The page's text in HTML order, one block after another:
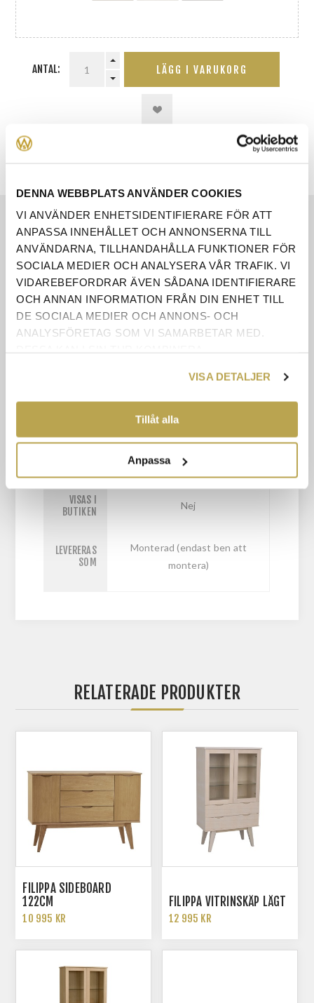
DENNA WEBBPLATS ANVÄNDER COOKIES
VI ANVÄNDER ENHETSIDENTIFIERARE FÖR ATT
ANPASSA INNEHÅLLET OCH ANNONSERNA TILL
ANVÄNDARNA, TILLHANDAHÅLLA FUNKTIONER FÖR
SOCIALA MEDIER OCH ANALYSERA VÅR TRAFIK. VI
VIDAREBEFORDRAR ÄVEN SÅDANA IDENTIFIERARE
OCH ANNAN INFORMATION FRÅN DIN ENHET TILL
DE SOCIALA MEDIER OCH ANNONS- OCH
ANALYSFÖRETAG SOM VI SAMARBETAR MED.
DU HAR TILLHANDAHÅLLIT ELLER SOM DE HAR
SAMLAT IN NÄR DU HAR ANVÄNT DERAS
VISA DETALJER
Tillåt alla
Anpassa
ANTAL: LÄGG I VARUKORG
EGENSKAPER
RECENSIONER
ÅNGERRÄTT
KONTAKTA OSS
40cm
85cm
VISAS I
BUTIKEN
Nej
LEVERERAS
SOM
Monterad (endast ben att
montera)
RELATERADE PRODUKTER
FILIPPA SIDEBOARD
122CM
10 995 KR
FILIPPA VITRINSKÅP LÅGT
12 995 KR